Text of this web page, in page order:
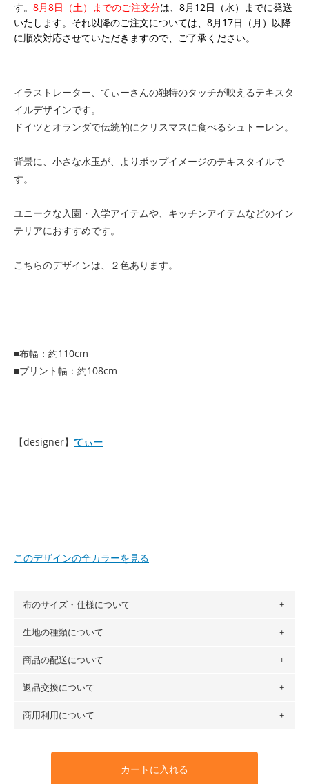
す。 8月8日（土）までのご注文分は、8月12日（水）までに発送
いたします。それ以降のご注文については、8月17日（月）以降
に順次対応させていただきますので、ご了承ください。
イラストレーター、てぃーさんの独特のタッチが映えるテキスタ
イルデザインです。
ドイツとオランダで伝統的にクリスマスに食べるシュトーレン。
背景に、小さな水玉が、よりポップイメージのテキスタイルで
す。
ユニークな入園・入学アイテムや、キッチンアイテムなどのイン
テリアにおすすめです。
こちらのデザインは、２色あります。
■布幅：約110cm
■プリント幅：約108cm
【designer】 てぃー
このデザインの全カラーを見る
布のサイズ・仕様について
布の長さは50cm単位での販売になります。
場合 → 購入数量「7」
生地の種類について
・現在、すべてのデザインのプリントに使用している生地は
ットン（ダブルガーゼ）・100％コットン（ローン）・コッ
トンリネン（ビエラ織）・100％コットン（ツイル）・
100％コットン（キャンバス・11号帆布）です。
生地見本サンプル（無料）を購入する
商品の配送について
・ネコポスでの配送は、布は2mまで型紙は2個までとなりま
も送料の表示が600円となり宅急便での配送となります。
となります。
※万が一、検品時に不備が見つかった場合は、4～5営業日後
返品交換について
・布はご注文後に注文数量のみをプリントするため、
購入後
や用尺をお間違えのないようお願いします。思っていた色味
と違う、などの理由での返品は承れません。予めご了承くだ
商用利用について
利用いただけます。「nunocoto fabric使用」といった記載
カートに入れる